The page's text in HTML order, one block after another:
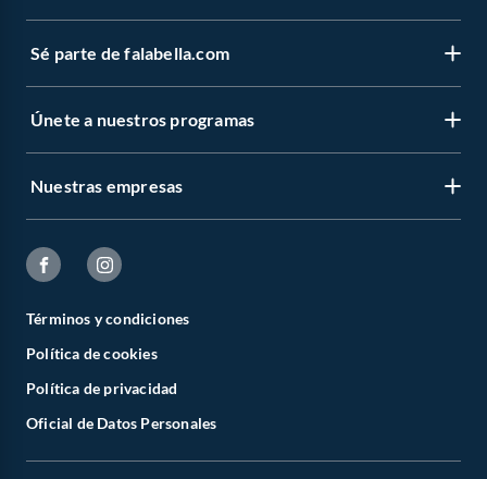
Ropa de vestir hombre
Ropa interior hombre
Ofertas exclusivas
Cyber Wow
Sé parte de falabella.com
Únete a nuestros programas
Nuestras empresas
Términos y condiciones
Política de cookies
Política de privacidad
Oficial de Datos Personales